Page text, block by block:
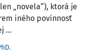
„novela“), ktorá je
iného povinnosť
...